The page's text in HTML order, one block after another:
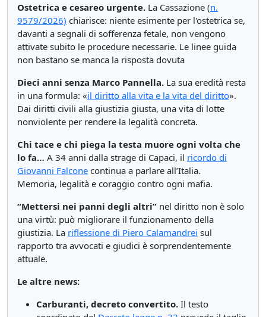
Ostetrica e cesareo urgente. La Cassazione (n.
9579/2026) chiarisce: niente esimente per l'ostetrica se,
davanti a segnali di sofferenza fetale, non vengono
attivate subito le procedure necessarie. Le linee guida
non bastano se manca la risposta dovuta
Dieci anni senza Marco Pannella. La sua eredità resta
in una formula: «il diritto alla vita e la vita del diritto».
Dai diritti civili alla giustizia giusta, una vita di lotte
nonviolente per rendere la legalità concreta.
Chi tace e chi piega la testa muore ogni volta che
lo fa… A 34 anni dalla strage di Capaci, il ricordo di
Giovanni Falcone continua a parlare all’Italia.
Memoria, legalità e coraggio contro ogni mafia.
“Mettersi nei panni degli altri” nel diritto non è solo
una virtù: può migliorare il funzionamento della
giustizia. La riflessione di Piero Calamandrei sul
rapporto tra avvocati e giudici è sorprendentemente
attuale.
Le altre news:
Carburanti, decreto convertito. Il testo